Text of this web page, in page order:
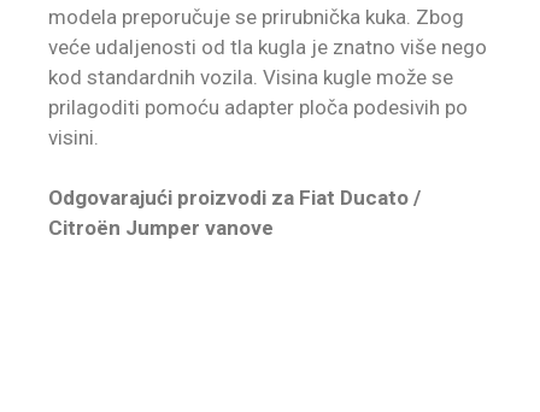
modela preporučuje se prirubnička kuka. Zbog
veće udaljenosti od tla kugla je znatno više nego
kod standardnih vozila. Visina kugle može se
prilagoditi pomoću adapter ploča podesivih po
visini.
Odgovarajući proizvodi za Fiat Ducato /
Citroën Jumper vanove